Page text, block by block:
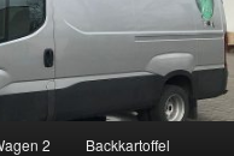
2 Backkartoffel